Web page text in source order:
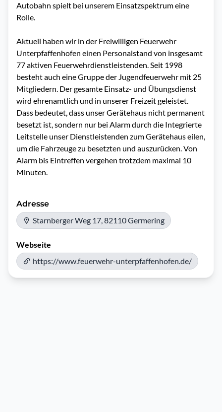
Autobahn spielt bei unserem Einsatzspektrum eine
Rolle.
Aktuell haben wir in der Freiwilligen Feuerwehr
Unterpfaffenhofen einen Personalstand von insgesamt
77 aktiven Feuerwehrdienstleistenden. Seit 1998
besteht auch eine Gruppe der Jugendfeuerwehr mit 25
Mitgliedern. Der gesamte Einsatz- und Übungsdienst
wird ehrenamtlich und in unserer Freizeit geleistet.
Dass bedeutet, dass unser Gerätehaus nicht permanent
besetzt ist, sondern nur bei Alarm durch die Integrierte
Leitstelle unser Dienstleistenden zum Gerätehaus eilen,
um die Fahrzeuge zu besetzten und auszurücken. Von
Alarm bis Eintreffen vergehen trotzdem maximal 10
Minuten.
Adresse
Starnberger Weg 17, 82110 Germering
Webseite
https://www.feuerwehr-unterpfaffenhofen.de/